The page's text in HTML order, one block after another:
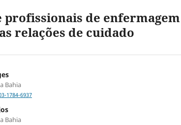
profissionais de
relações de cuidado
Bahia
1784-6937
Bahia